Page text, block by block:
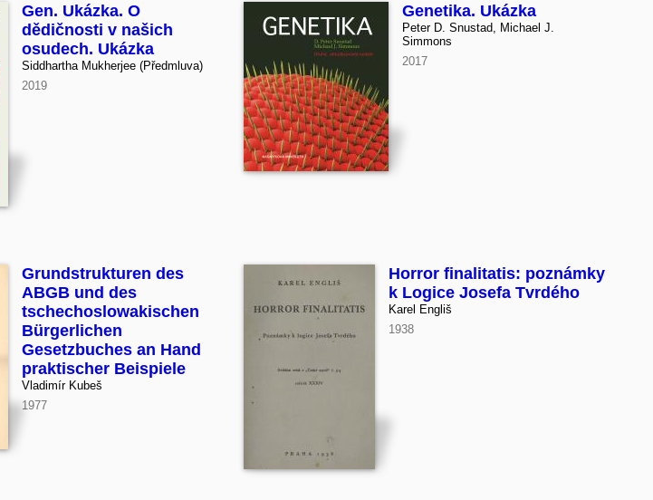
Gen. Ukázka. O
dědičnosti v našich
osudech. Ukázka
Siddhartha Mukherjee (Předmluva)
2019
Genetika. Ukázka
Peter D. Snustad, Michael J.
Simmons
2017
Grundstrukturen des
ABGB und des
tschechoslowakischen
Bürgerlichen
Gesetzbuches an Hand
praktischer Beispiele
Vladimír Kubeš
1977
Horror finalitatis: poznámky
k Logice Josefa Tvrdého
Karel Engliš
1938